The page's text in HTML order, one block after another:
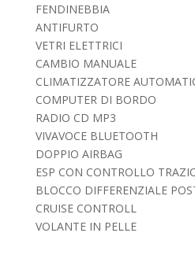
FENDINEBBIA
ANTIFURTO
VETRI ELETTRICI
CAMBIO MANUALE
CLIMATIZZATORE
COMPUTER DI BORDO
RADIO CD MP3
VIVAVOCE BLUETOOTH
DOPPIO AIRBAG
ESP CON CONTROLLO
BLOCCO DIFFERENZIALE
CRUISE CONTROLL
VOLANTE IN PELLE